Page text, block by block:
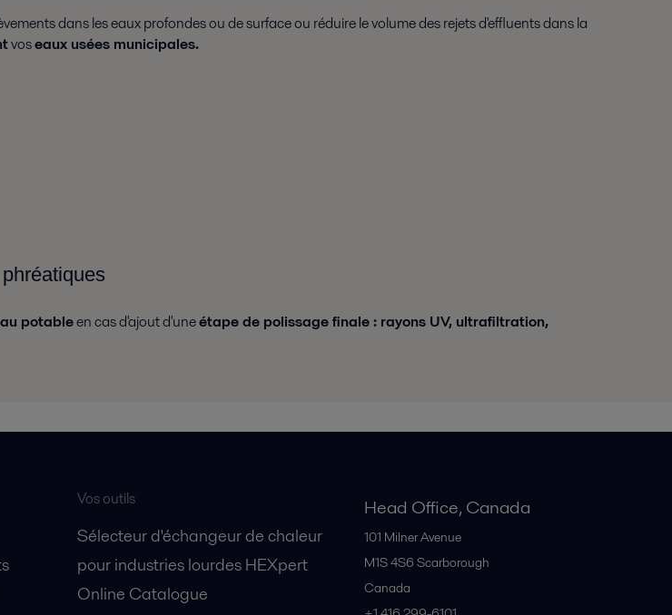
dans les eaux profondes ou de surface ou réduire le volume des rejets d'effluents dans la
voseaux usées municipales.
potableen cas d'ajout d'uneétape de polissage finale : rayons UV, ultrafiltration,
Vos outils
Sélecteur d'échangeur de chaleur
pour industries lourdes HEXpert
Online Catalogue
Head Office, Canada
101 Milner Avenue
M1S 4S6 Scarborough
Canada